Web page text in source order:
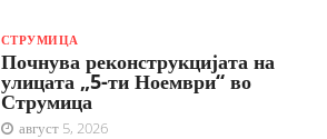
СТРУМИЦА
Почнува реконструкцијата на
улицата „5-ти Ноември“ во
Струмица
август 5, 2026